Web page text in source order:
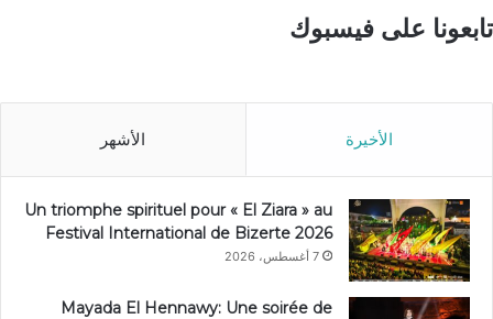
تابعونا على فيسبوك
الأخيرة الأشهر
Un triomphe spirituel pour « El Ziara » au
Festival International de Bizerte 2026
7 أغسطس، 2026
Mayada El Hennawy: Une soirée de